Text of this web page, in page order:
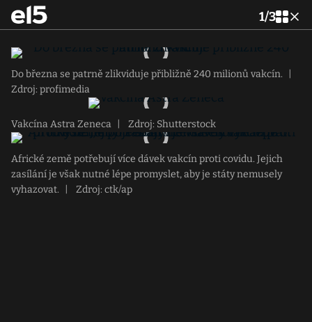
1/3
Do března se patrně zlikviduje přibližně 240 milionů vakcín.
Zdroj: profimedia
Vakcína Astra Zeneca Zdroj: Shutterstock
Africké země potřebují více dávek vakcín proti covidu. Jejich
zasílání je však nutné lépe promyslet, aby je státy nemusely
vyhazovat.
Zdroj: ctk/ap